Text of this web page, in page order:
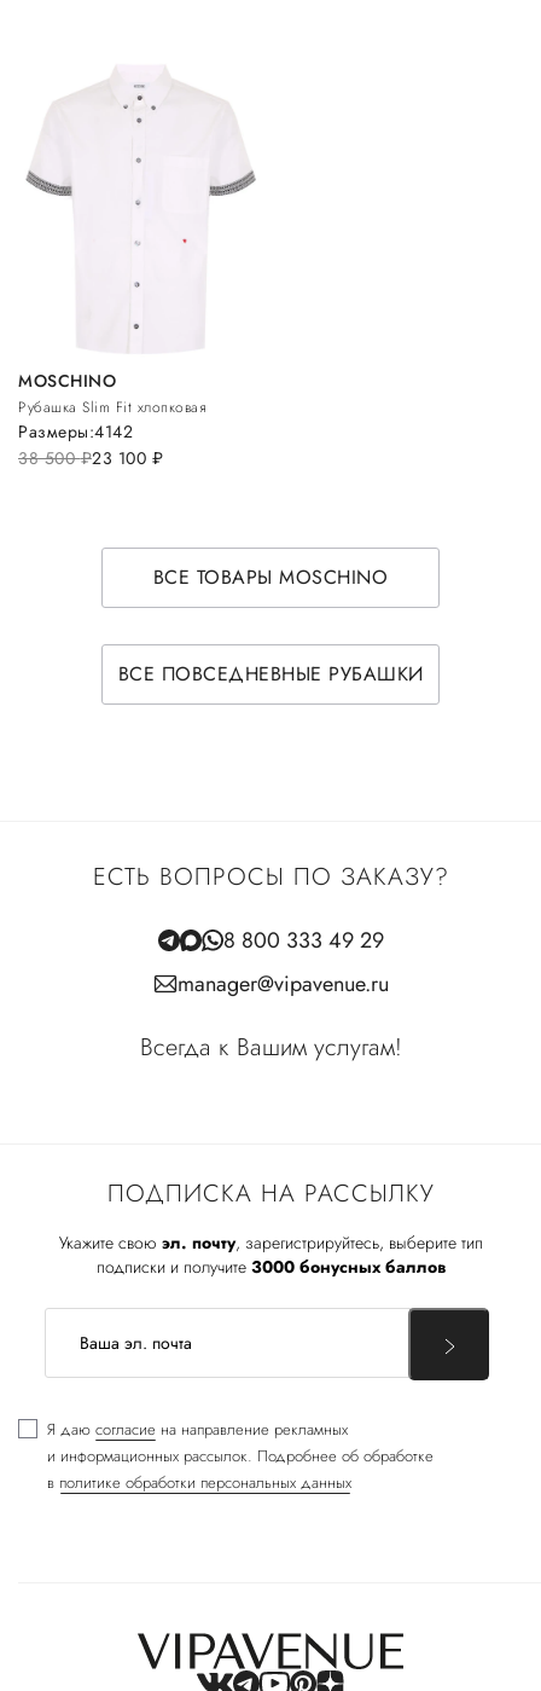
MOSCHINO
Рубашка Slim Fit хлопковая
38 500руб.23 100 руб.
Размеры:4142
ВСЕ ТОВАРЫ MOSCHINO
ВСЕ ПОВСЕДНЕВНЫЕ РУБАШКИ
ПОДПИСКА НА РАССЫЛКУ
Укажите свою эл. почту, зарегистрируйтесь, выберите тип
подписки и получите 3000 бонусных баллов
Я даю согласие на направление рекламных
и информационных рассылок. Подробнее об обработке
в политике обработки персональных данных
ЕСТЬ ВОПРОСЫ ПО ЗАКАЗУ?
8 800 333 49 29
manager@vipavenue.ru
Всегда к Вашим услугам!